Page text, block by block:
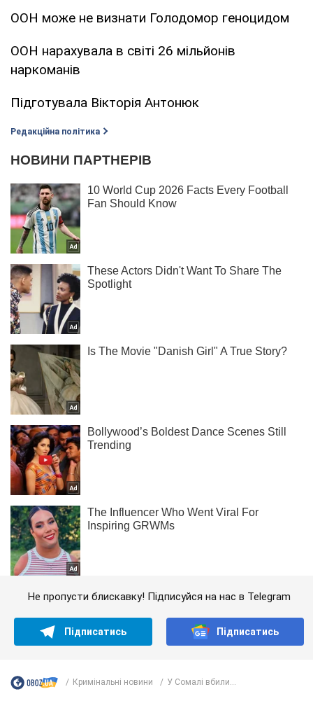
ООН може не визнати Голодомор геноцидом
ООН нарахувала в світі 26 мільйонів
наркоманів
Підготувала Вікторія Антонюк
Редакційна політика
Не пропусти блискавку! Підписуйся на нас в Telegram
Підписатись Підписатись
Кримінальні новини У Сомалі вбили...